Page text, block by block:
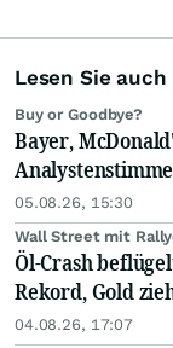
Lesen Sie auch
Buy or Goodbye?
Bayer,
05.08.26, 15:30
Wall Street mit
Öl-Crash
Rekord, Gold
04.08.26, 17:07